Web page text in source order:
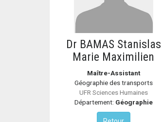
Dr BAMAS Stanislas
Marie Maximilien
Maître-Assistant
Géographie des transports
UFR Sciences Humaines
Département: Géographie